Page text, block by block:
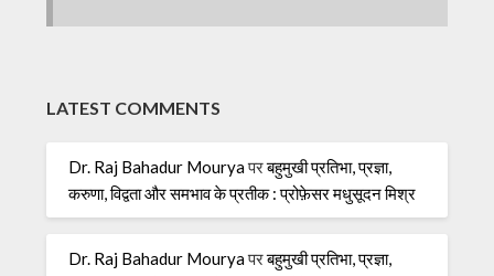
LATEST COMMENTS
Dr. Raj Bahadur Mouryaपरबहुमुखी प्रतिभा, प्रज्ञा,
करुणा, विद्वता और समभाव के प्रतीक : प्रोफ़ेसर मधुसूदन मिश्र
Dr. Raj Bahadur Mouryaपरबहुमुखी प्रतिभा, प्रज्ञा,